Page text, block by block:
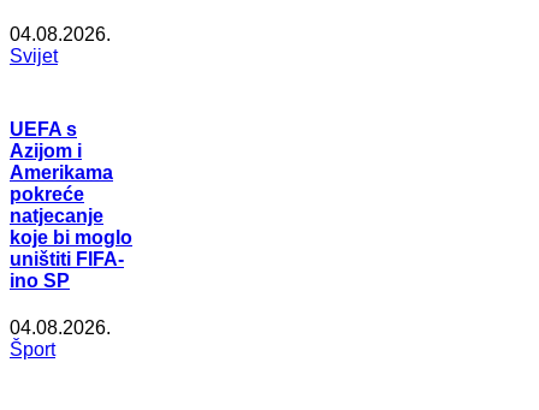
04.08.2026.
Svijet
UEFA s
Azijom i
Amerikama
pokreće
natjecanje
koje bi moglo
uništiti FIFA-
ino SP
04.08.2026.
Šport